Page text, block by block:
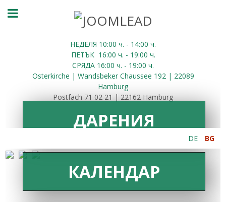
НЕДЕЛЯ 10:00 ч. - 14:00 ч.
ПЕТЪК 16:00 ч. - 19:00 ч.
СРЯДА 16:00 ч. - 19:00 ч.
Osterkirche | Wandsbeker Chaussee 192 | 22089
Hamburg
Postfach 71 02 21 | 22162 Hamburg
DE BG
ДАРЕНИЯ
КАЛЕНДАР